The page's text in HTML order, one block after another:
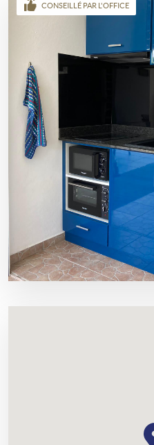
CONSEILLÉ PAR L'OFFICE